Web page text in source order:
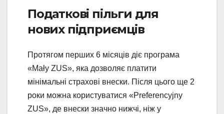
Податкові пільги для
нових підприємців
Протягом перших 6 місяців діє програма
«Mały ZUS», яка дозволяє платити
мінімальні страхові внески. Після цього ще 2
роки можна користуватися «Preferencyjny
ZUS», де внески значно нижчі, ніж у